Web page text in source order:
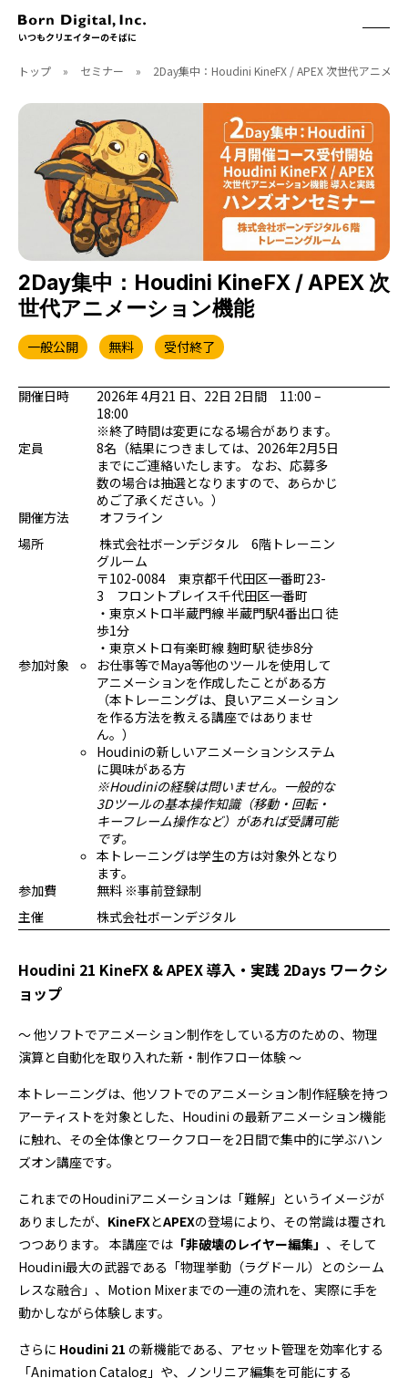
いつもクリエイターのそばに
ABOUT
CONTACT
RECRUIT
クリエイターズID
ACCESS
取扱製品
ソフトウェア
フォント
ハードウェア
ソフトウェアサポート
CGWORLD
月刊誌
別冊
CGWORLD.jp
BOOK
刊行順
ゲーム/CG
映像/映画/アニメ
プログラミング/ウェブ
ファッション/デザイン/他
SEMINAR
チュートリアル
検定
スケジュール
その他
x facebookyoutube
トップ » セミナー » 2Day集中：Houdini KineFX / APEX 次世代アニメー
2Day集中：Houdini KineFX / APEX 次
世代アニメーション機能
一般公開 無料 受付終了
開催日時
2026年 4月21 日、22日 2日間 11:00 –
18:00
※終了時間は変更になる場合があります。
定員
8名（結果につきましては、2026年2月5日
までにご連絡いたします。 なお、応募多
数の場合は抽選となりますので、あらかじ
めご了承ください。）
開催方法
オフライン
場所
株式会社ボーンデジタル 6階トレーニン
グルーム
〒102-0084 東京都千代田区一番町23-
3 フロントプレイス千代田区一番町
・東京メトロ半蔵門線 半蔵門駅4番出口 徒
歩1分
・東京メトロ有楽町線 麹町駅 徒歩8分
参加対象
お仕事等でMaya等他のツールを使用して
アニメーションを作成したことがある方
（本トレーニングは、良いアニメーション
を作る方法を教える講座ではありませ
ん。）
Houdiniの新しいアニメーションシステム
に興味がある方
※Houdiniの経験は問いません。一般的な
3Dツールの基本操作知識（移動・回転・
キーフレーム操作など）があれば受講可能
です。
本トレーニングは学生の方は対象外となり
ます。
参加費
無料 ※事前登録制
主催
株式会社ボーンデジタル
Houdini 21 KineFX & APEX 導入・実践 2Days ワークシ
ョップ
～ 他ソフトでアニメーション制作をしている方のための、物理
演算と自動化を取り入れた新・制作フロー体験 ～
本トレーニングは、他ソフトでのアニメーション制作経験を持つ
アーティストを対象とした、Houdini の最新アニメーション機能
に触れ、その全体像とワークフローを2日間で集中的に学ぶハン
ズオン講座です。
これまでのHoudiniアニメーションは「難解」というイメージが
ありましたが、 KineFXとAPEXの登場により、その常識は覆され
つつあります。 本講座では 「非破壊のレイヤー編集」 、そして
Houdini最大の武器である「物理挙動（ラグドール）とのシーム
レスな融合」、Motion Mixerまでの一連の流れを、実際に手を
動かしながら体験します。
さらに Houdini 21 の新機能である、アセット管理を効率化する
「Animation Catalog」や、ノンリニア編集を可能にする